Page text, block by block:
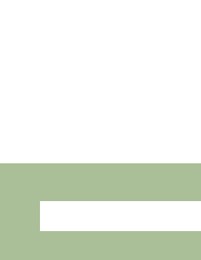
Suchbegriffe